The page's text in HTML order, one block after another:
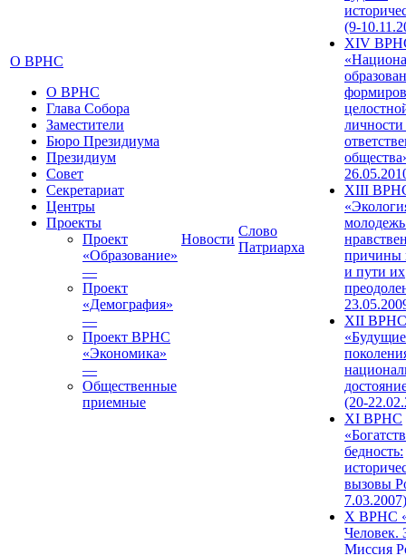
О ВРНС
О ВРНС
Глава Собора
Заместители
Бюро Президиума
Президиум
Совет
Секретариат
Центры
Проекты
Проект
«Образование»
—
Проект
«Демография»
—
Проект ВРНС
«Экономика»
—
Общественные
приемные
Новости
Слово
Патриарха
(9-
XIV
XIII
причины
и пути их
XII ВРНС
«Будущие
(20-
XI ВРНС
бедность:
вызовы
7.03.2007)
X ВРНС
Человек.
Миссия